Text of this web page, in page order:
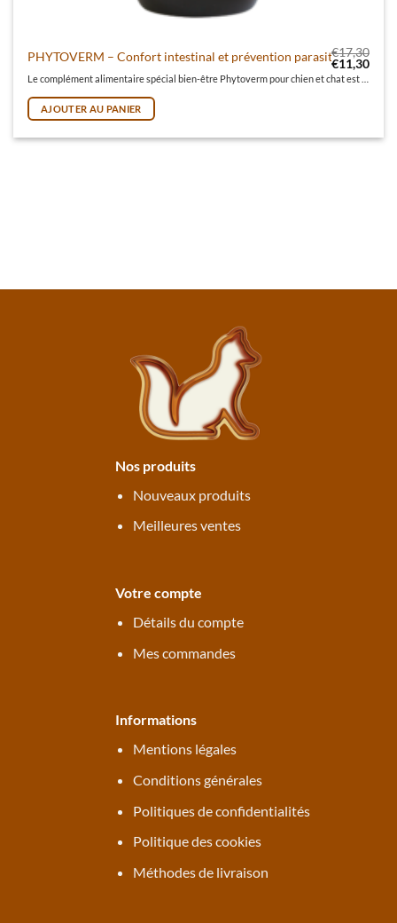
PHYTOVERM – Confort intestinal et prévention parasites(Chiens
€17,30
Le prix
€11,30Le
AJOUTER AU PANIER
Nos produits
Nouveaux produits
Meilleures ventes
Votre compte
Détails du compte
Mes commandes
Informations
Mentions légales
Conditions générales
Politiques de confidentialités
Politique des cookies
Méthodes de livraison